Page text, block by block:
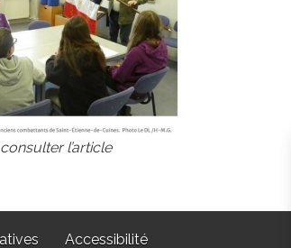
l’article
Accessibilité